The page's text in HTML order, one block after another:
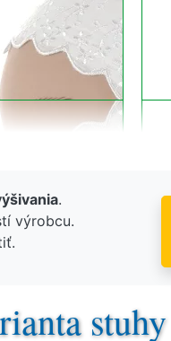
.
výrobcu.
stuhy